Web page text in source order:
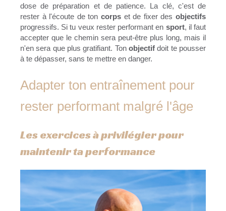
dose de préparation et de patience. La clé, c'est de
rester à l'écoute de ton corps et de fixer desobjectifs
progressifs. Si tu veux rester performant en sport, il faut
accepter que le chemin sera peut-être plus long, mais il
n'en sera que plus gratifiant. Ton objectifdoit te pousser
à te dépasser, sans te mettre en danger.
Adapter ton entraînement pour
rester performant malgré l'âge
Les exercices à privilégier pour
maintenir ta performance